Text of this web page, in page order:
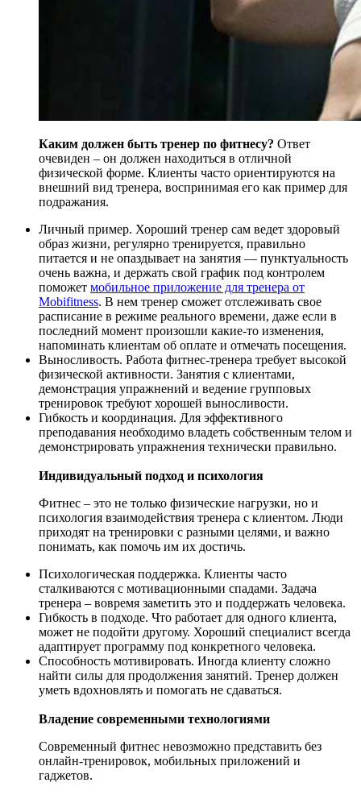
Каким должен быть тренер по фитнесу? Ответ
очевиден – он должен находиться в отличной
физической форме. Клиенты часто ориентируются на
внешний вид тренера, воспринимая его как пример для
подражания.
Личный пример. Хороший тренер сам ведет здоровый
образ жизни, регулярно тренируется, правильно
питается и не опаздывает на занятия — пунктуальность
очень важна, и держать свой график под контролем
поможет мобильное приложение для тренера от
Mobifitness. В нем тренер сможет отслеживать свое
расписание в режиме реального времени, даже если в
последний момент произошли какие-то изменения,
напоминать клиентам об оплате и отмечать посещения.
Выносливость. Работа фитнес-тренера требует высокой
физической активности. Занятия с клиентами,
демонстрация упражнений и ведение групповых
тренировок требуют хорошей выносливости.
Гибкость и координация. Для эффективного
преподавания необходимо владеть собственным телом и
демонстрировать упражнения технически правильно.
Индивидуальный подход и психология
Фитнес – это не только физические нагрузки, но и
психология взаимодействия тренера с клиентом. Люди
приходят на тренировки с разными целями, и важно
понимать, как помочь им их достичь.
Психологическая поддержка. Клиенты часто
сталкиваются с мотивационными спадами. Задача
тренера – вовремя заметить это и поддержать человека.
Гибкость в подходе. Что работает для одного клиента,
может не подойти другому. Хороший специалист всегда
адаптирует программу под конкретного человека.
Способность мотивировать. Иногда клиенту сложно
найти силы для продолжения занятий. Тренер должен
уметь вдохновлять и помогать не сдаваться.
Владение современными технологиями
Современный фитнес невозможно представить без
онлайн-тренировок, мобильных приложений и
гаджетов.